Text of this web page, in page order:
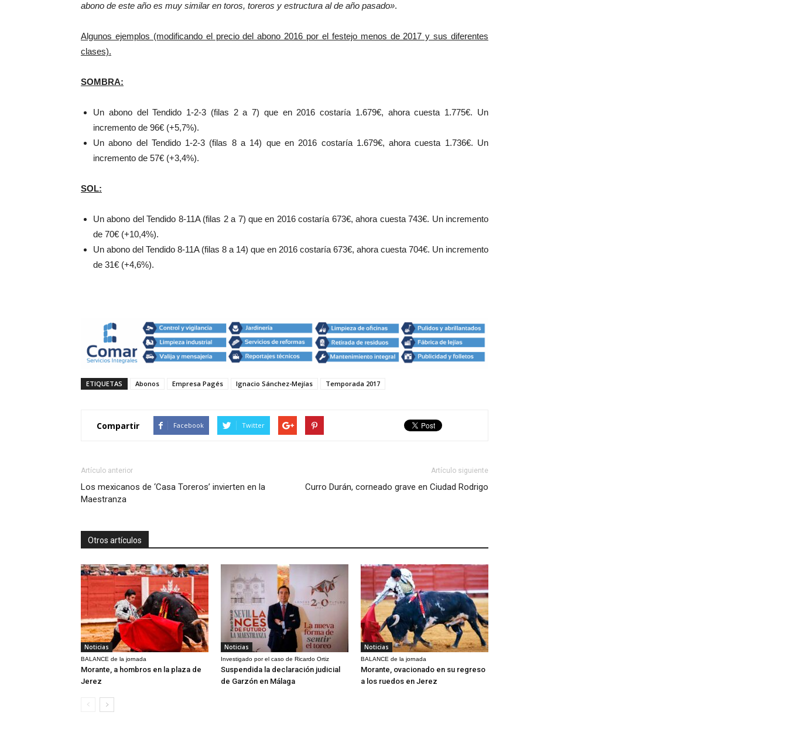
abono de este año es muy similar en toros, toreros y estructura al de año pasado».
Algunos ejemplos (modificando el precio del abono 2016 por el festejo menos de 2017 y sus diferentes
clases).
SOMBRA:
Un abono del Tendido 1-2-3 (filas 2 a 7) que en 2016 costaría 1.679€, ahora cuesta 1.775€. Un
incremento de 96€ (+5,7%).
Un abono del Tendido 1-2-3 (filas 8 a 14) que en 2016 costaría 1.679€, ahora cuesta 1.736€. Un
incremento de 57€ (+3,4%).
SOL:
Un abono del Tendido 8-11A (filas 2 a 7) que en 2016 costaría 673€, ahora cuesta 743€. Un incremento
de 70€ (+10,4%).
Un abono del Tendido 8-11A (filas 8 a 14) que en 2016 costaría 673€, ahora cuesta 704€. Un incremento
de 31€ (+4,6%).
ETIQUETAS Abonos Empresa Pagés Ignacio Sánchez-Mejías Temporada 2017
Compartir Facebook Twitter
Artículo anterior
Los mexicanos de ‘Casa Toreros’ invierten en la
Maestranza
Artículo siguiente
Curro Durán, corneado grave en Ciudad Rodrigo
Otros artículos
Noticias
BALANCE de la jornada
Morante, a hombros en la plaza de
Jerez
Noticias
Investigado por el caso de Ricardo Ortiz
Suspendida la declaración judicial
de Garzón en Málaga
Noticias
BALANCE de la jornada
Morante, ovacionado en su regreso
a los ruedos en Jerez